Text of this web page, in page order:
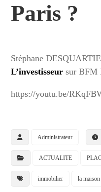
Paris ?
Stéphane
L’investisseur sur BFM
https://youtu.be/
Administrateur
ACTUALITE
immobilier la